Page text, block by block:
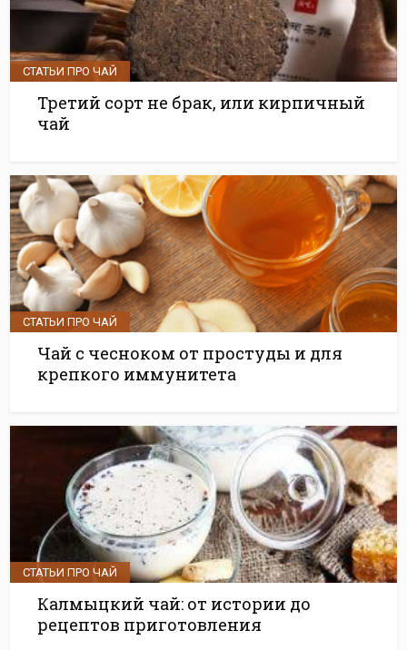
СТАТЬИ ПРО ЧАЙ
Третий сорт не брак, или кирпичный
чай
СТАТЬИ ПРО ЧАЙ
Чай с чесноком от простуды и для
крепкого иммунитета
СТАТЬИ ПРО ЧАЙ
Калмыцкий чай: от истории до
рецептов приготовления